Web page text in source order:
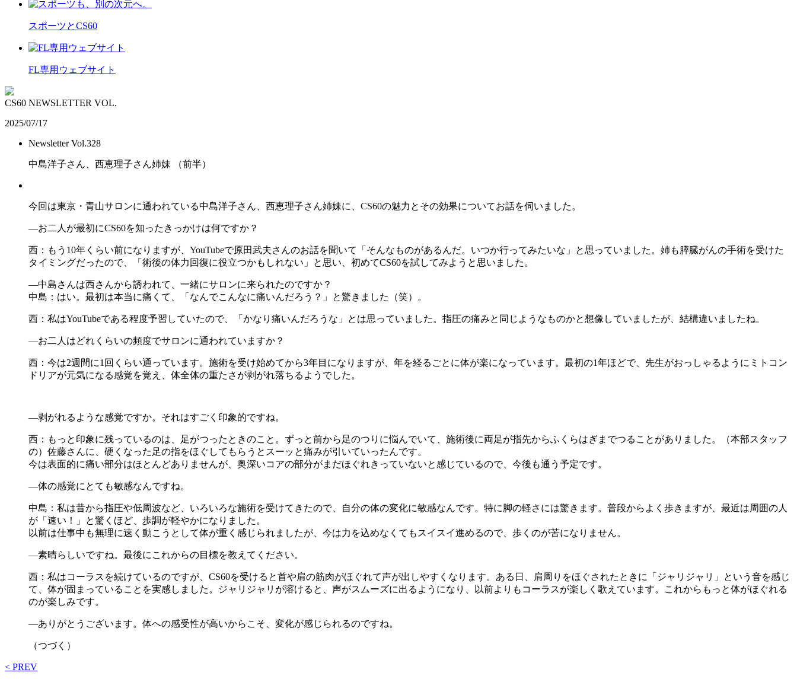
スポーツとCS60
FL専用ウェブサイト
CS60 NEWSLETTER VOL.
2025/07/17
Newsletter Vol.328
中島洋子さん、西恵理子さん姉妹 （前半）
今回は東京・青山サロンに通われている中島洋子さん、西恵理子さん姉妹に、CS60の魅力とその効果についてお話を伺いました。
―お二人が最初にCS60を知ったきっかけは何ですか？
西：もう10年くらい前になりますが、YouTubeで原田武夫さんのお話を聞いて「そんなものがあるんだ。いつか行ってみたいな」と思っていました。姉も膵臓がんの手術を受けた
タイミングだったので、「術後の体力回復に役立つかもしれない」と思い、初めてCS60を試してみようと思いました。
―中島さんは西さんから誘われて、一緒にサロンに来られたのですか？
中島：はい。最初は本当に痛くて、「なんでこんなに痛いんだろう？」と驚きました（笑）。
西：私はYouTubeである程度予習していたので、「かなり痛いんだろうな」とは思っていました。指圧の痛みと同じようなものかと想像していましたが、結構違いましたね。
―お二人はどれくらいの頻度でサロンに通われていますか？
西：今は2週間に1回くらい通っています。施術を受け始めてから3年目になりますが、年を経るごとに体が楽になっています。最初の1年ほどで、先生がおっしゃるようにミトコン
ドリアが元気になる感覚を覚え、体全体の重たさが剥がれ落ちるようでした。
―剥がれるような感覚ですか。それはすごく印象的ですね。
西：もっと印象に残っているのは、足がつったときのこと。ずっと前から足のつりに悩んでいて、施術後に両足が指先からふくらはぎまでつることがありました。（本部スタッフ
の）佐藤さんに、硬くなった足の指をほぐしてもらうとスーッと痛みが引いていったんです。
今は表面的に痛い部分はほとんどありませんが、奥深いコアの部分がまだほぐれきっていないと感じているので、今後も通う予定です。
―体の感覚にとても敏感なんですね。
中島：私は昔から指圧や低周波など、いろいろな施術を受けてきたので、自分の体の変化に敏感なんです。特に脚の軽さには驚きます。普段からよく歩きますが、最近は周囲の人
が「速い！」と驚くほど、歩調が軽やかになりました。
以前は仕事中も無理に速く動こうとして体が重く感じられましたが、今は力を込めなくてもスイスイ進めるので、歩くのが苦になりません。
―素晴らしいですね。最後にこれからの目標を教えてください。
西：私はコーラスを続けているのですが、CS60を受けると首や肩の筋肉がほぐれて声が出しやすくなります。ある日、肩周りをほぐされたときに「ジャリジャリ」という音を感じ
て、体が固まっていることを実感しました。ジャリジャリが溶けると、声がスムーズに出るようになり、以前よりもコーラスが楽しく歌えています。これからもっと体がほぐれる
のが楽しみです。
―ありがとうございます。体への感受性が高いからこそ、変化が感じられるのですね。
（つづく）
< PREV